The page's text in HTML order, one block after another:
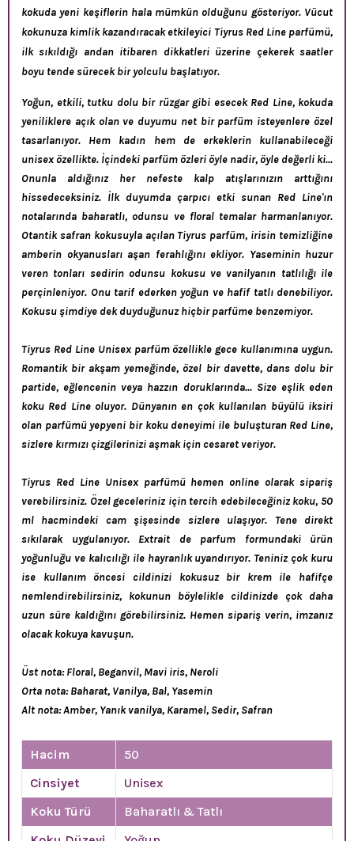
kokuda yeni keşiflerin hala mümkün olduğunu gösteriyor. Vücut
kokunuza kimlik kazandıracak etkileyici Tiyrus Red Line parfümü,
ilk sıkıldığı andan itibaren dikkatleri üzerine çekerek saatler
boyu tende sürecek bir yolculu başlatıyor.
Yoğun, etkili, tutku dolu bir rüzgar gibi esecek Red Line, kokuda
yeniliklere açık olan ve duyumu net bir parfüm isteyenlere özel
tasarlanıyor. Hem kadın hem de erkeklerin kullanabileceği
unisex özellikte. İçindeki parfüm özleri öyle nadir, öyle değerli ki...
Onunla aldığınız her nefeste kalp atışlarınızın arttığını
hissedeceksiniz. İlk duyumda çarpıcı etki sunan Red Line'ın
notalarında baharatlı, odunsu ve floral temalar harmanlanıyor.
Otantik safran kokusuyla açılan Tiyrus parfüm, irisin temizliğine
amberin okyanusları aşan ferahlığını ekliyor. Yaseminin huzur
veren tonları sedirin odunsu kokusu ve vanilyanın tatlılığı ile
perçinleniyor. Onu tarif ederken yoğun ve hafif tatlı denebiliyor.
Kokusu şimdiye dek duyduğunuz hiçbir parfüme benzemiyor.
Tiyrus Red Line Unisex parfüm özellikle gece kullanımına uygun.
Romantik bir akşam yemeğinde, özel bir davette, dans dolu bir
partide, eğlencenin veya hazzın doruklarında... Size eşlik eden
koku Red Line oluyor. Dünyanın en çok kullanılan büyülü iksiri
olan parfümü yepyeni bir koku deneyimi ile buluşturan Red Line,
sizlere kırmızı çizgilerinizi aşmak için cesaret veriyor.
Tiyrus Red Line Unisex parfümü hemen online olarak sipariş
verebilirsiniz. Özel geceleriniz için tercih edebileceğiniz koku, 50
ml hacmindeki cam şişesinde sizlere ulaşıyor. Tene direkt
sıkılarak uygulanıyor. Extrait de parfum formundaki ürün
yoğunluğu ve kalıcılığı ile hayranlık uyandırıyor. Teniniz çok kuru
ise kullanım öncesi cildinizi kokusuz bir krem ile hafifçe
nemlendirebilirsiniz, kokunun böylelikle cildinizde çok daha
uzun süre kaldığını görebilirsiniz. Hemen sipariş verin, imzanız
olacak kokuya kavuşun.
Üst nota: Floral, Beganvil, Mavi iris, Neroli
Orta nota: Baharat, Vanilya, Bal, Yasemin
Alt nota: Amber, Yanık vanilya, Karamel, Sedir, Safran
Hacim
50
Cinsiyet
Unisex
Koku Türü
Baharatlı & Tatlı